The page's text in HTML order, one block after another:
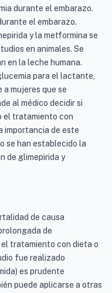
durante el embarazo.
el embarazo.
y la metformina se
en animales. Se
en la leche humana.
para el lactante,
a mujeres que se
al médico decidir si
el tratamiento con
importancia de este
se han establecido la
de glimepirida y
de causa
de
tratamiento con dieta o
fue realizado
es prudente
puede aplicarse a otras